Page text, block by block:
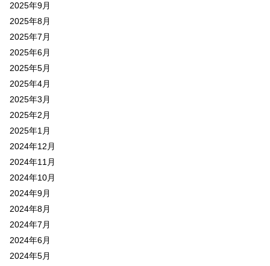
2025年9月
2025年8月
2025年7月
2025年6月
2025年5月
2025年4月
2025年3月
2025年2月
2025年1月
2024年12月
2024年11月
2024年10月
2024年9月
2024年8月
2024年7月
2024年6月
2024年5月